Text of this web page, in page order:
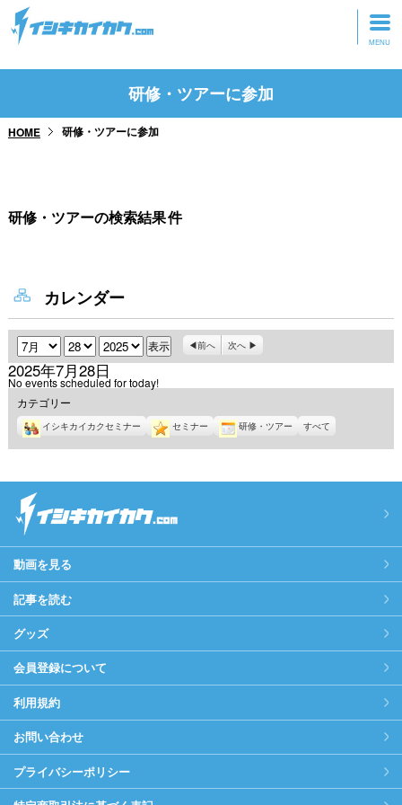
トップページ
研修・ツアーに参加
研修・ツアーに参加
HOME 研修・ツアーに参加
研修・ツアーの検索結果件
カレンダー
月 日 年 前へ 次へ
2025年7月28日
No events scheduled for today!
カテゴリー
イシキカイカクセミナー セミナー 研修・ツアー すべて
動画を見る
記事を読む
グッズ
会員登録について
利用規約
お問い合わせ
プライバシーポリシー